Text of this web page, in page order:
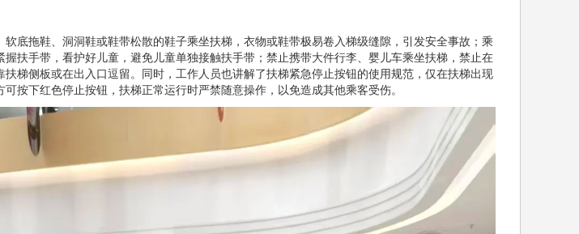
底拖鞋、洞洞鞋或鞋带松散的鞋子乘坐扶梯，衣物或鞋带极易卷入梯级缝隙，引发安全事故；乘
扶手带，看护好儿童，避免儿童单独接触扶手带；禁止携带大件行李、婴儿车乘坐扶梯，禁止在
梯侧板或在出入口逗留。同时，工作人员也讲解了扶梯紧急停止按钮的使用规范，仅在扶梯出现
按下红色停止按钮，扶梯正常运行时严禁随意操作，以免造成其他乘客受伤。